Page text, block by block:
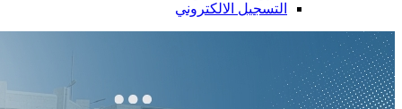
التسجيل الالكتروني